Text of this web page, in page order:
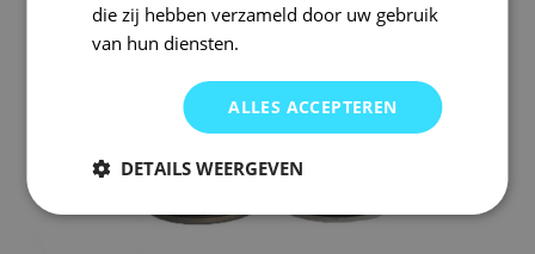
die zij hebben verzameld door uw gebruik
van hun diensten.
ALLES ACCEPTEREN
DETAILS WEERGEVEN